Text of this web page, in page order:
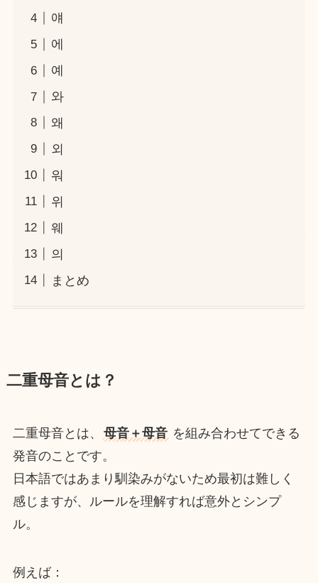
얘
에
예
와
왜
외
워
위
웨
의
まとめ
二重母音とは？
二重母音とは、 母音＋母音 を組み合わせてできる
発音のことです。
日本語ではあまり馴染みがないため最初は難しく
感じますが、ルールを理解すれば意外とシンプ
ル。
例えば：